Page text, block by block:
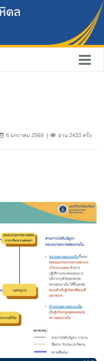
6 มกราคม 2569 อ่าน 2433 ครั้ง